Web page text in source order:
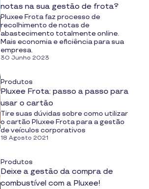
notas na sua gestão de frota?
Pluxee Frota faz processo de
recolhimento de notas de
abastecimento totalmente online.
Mais economia e eficiência para sua
empresa.
30 Junho 2023
Produtos
Pluxee Frota: passo a passo para
usar o cartão
Tire suas dúvidas sobre como utilizar
o cartão Pluxee Frota para a gestão
de veículos corporativos
18 Agosto 2021
Produtos
Deixe a gestão da compra de
combustível com a Pluxee!